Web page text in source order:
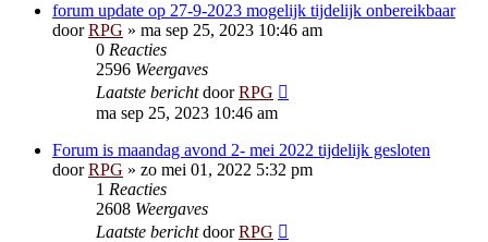
forum update op 27-9-2023 mogelijk tijdelijk onbereikbaar
doorRPG » ma sep 25, 2023 10:46 am
0 Reacties
2596 Weergaves
Laatste berichtdoorRPG
ma sep 25, 2023 10:46 am
Forum is maandag avond 2- mei 2022 tijdelijk gesloten
doorRPG » zo mei 01, 2022 5:32 pm
1 Reacties
2608 Weergaves
Laatste berichtdoorRPG